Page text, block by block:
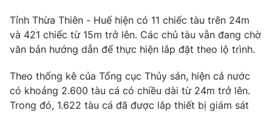
Emagazine Podcast
Video Shorts video
Tỉnh Thừa Thiên - Huế hiện có 11 chiếc tàu trên 24m
và 421 chiếc từ 15m trở lên. Các chủ tàu vẫn đang chờ
văn bản hướng dẫn để thực hiện lắp đặt theo lộ trình.
Theo thống kê của Tổng cục Thủy sản, hiện cả nước
có khoảng 2.600 tàu cá có chiều dài từ 24m trở lên.
Trong đó, 1.622 tàu cá đã được lắp thiết bị giám sát